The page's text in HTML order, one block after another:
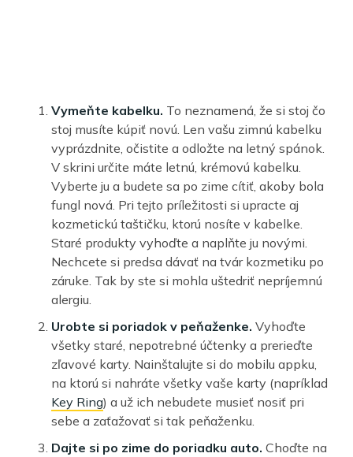
Vymeňte kabelku. To neznamená, že si stoj čo
stoj musíte kúpiť novú. Len vašu zimnú kabelku
vyprázdnite, očistite a odložte na letný spánok.
V skrini určite máte letnú, krémovú kabelku.
Vyberte ju a budete sa po zime cítiť, akoby bola
fungl nová. Pri tejto príležitosti si upracte aj
kozmetickú taštičku, ktorú nosíte v kabelke.
Staré produkty vyhoďte a naplňte ju novými.
Nechcete si predsa dávať na tvár kozmetiku po
záruke. Tak by ste si mohla uštedriť nepríjemnú
alergiu.
Urobte si poriadok v peňaženke. Vyhoďte
všetky staré, nepotrebné účtenky a prerieďte
zľavové karty. Nainštalujte si do mobilu appku,
na ktorú si nahráte všetky vaše karty (napríklad
Key Ring) a už ich nebudete musieť nosiť pri
sebe a zaťažovať si tak peňaženku.
Dajte si po zime do poriadku auto. Choďte na